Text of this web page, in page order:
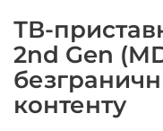
ТВ-
2nd Gen
контенту